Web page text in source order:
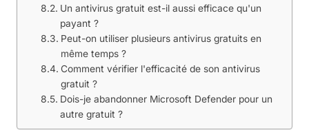
Un antivirus gratuit est-il aussi efficace qu'un
payant ?
Peut-on utiliser plusieurs antivirus gratuits en
même temps ?
Comment vérifier l'efficacité de son antivirus
gratuit ?
Dois-je abandonner Microsoft Defender pour un
autre gratuit ?